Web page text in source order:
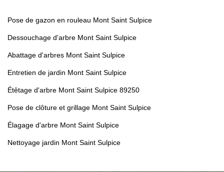
Pose de gazon en rouleau Mont Saint Sulpice
Dessouchage d'arbre Mont Saint Sulpice
Abattage d'arbres Mont Saint Sulpice
Entretien de jardin Mont Saint Sulpice
Étêtage d'arbre Mont Saint Sulpice 89250
Pose de clôture et grillage Mont Saint Sulpice
Élagage d'arbre Mont Saint Sulpice
Nettoyage jardin Mont Saint Sulpice